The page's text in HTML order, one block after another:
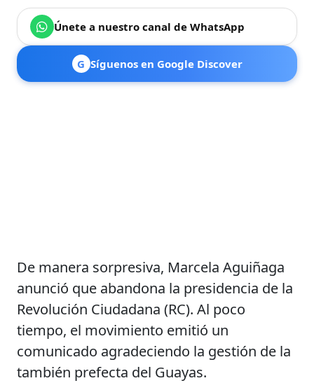
Únete a nuestro canal de WhatsApp
G Síguenos en Google Discover
De manera sorpresiva, Marcela Aguiñaga
anunció que abandona la presidencia de la
Revolución Ciudadana (RC). Al poco
tiempo, el movimiento emitió un
comunicado agradeciendo la gestión de la
también prefecta del Guayas.